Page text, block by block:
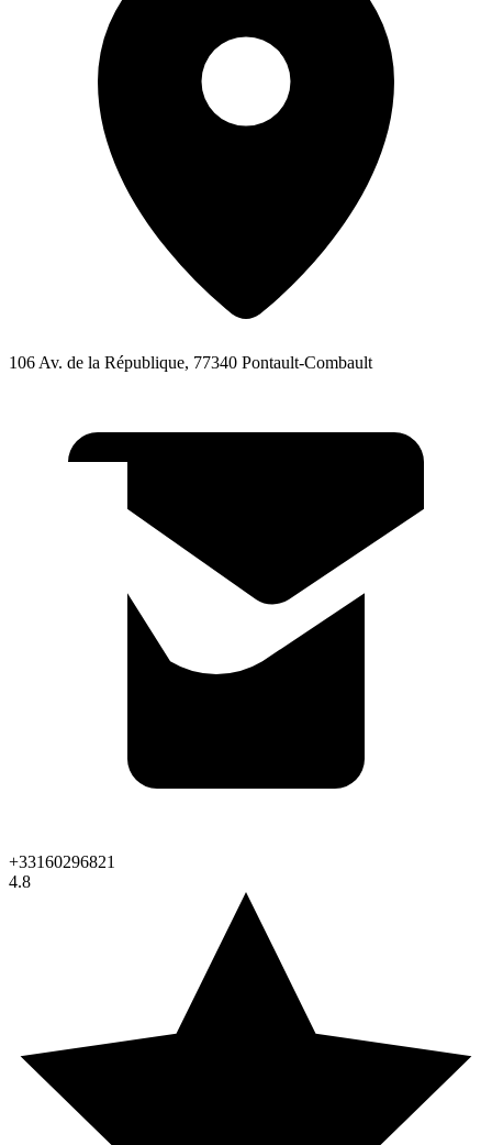
106 Av. de la République, 77340 Pontault-Combault
+33160296821
4.8